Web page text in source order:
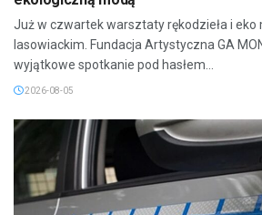
Już w czwartek warsztaty rękodzieła i eko
lasowiackim. Fundacja Artystyczna GA
wyjątkowe spotkanie pod hasłem...
2026-08-05